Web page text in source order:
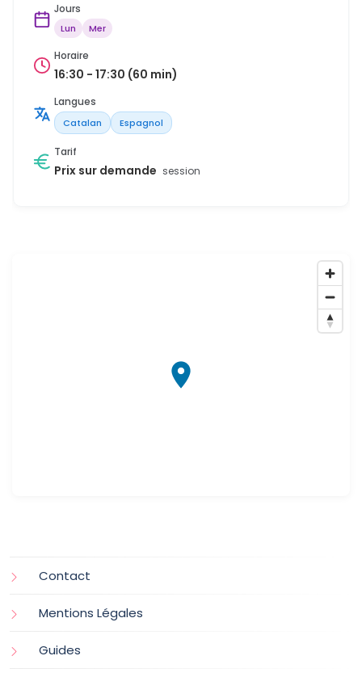
Jours
Lun Mer
Horaire
16:30 - 17:30 (60 min)
Langues
Catalan Espagnol
Tarif
Prix sur demande session
Contact
Mentions Légales
Guides